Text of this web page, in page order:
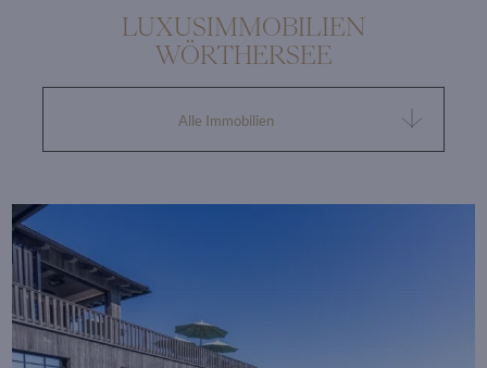
LUXUSIMMOBILIEN
WÖRTHERSEE
Alle Immobilien